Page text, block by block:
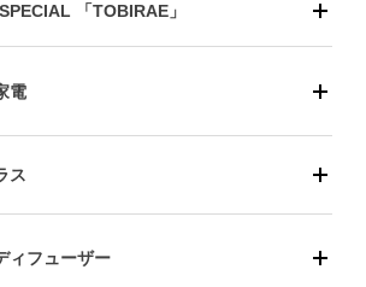
「TOBIRAE」
電
ス
ィフューザー